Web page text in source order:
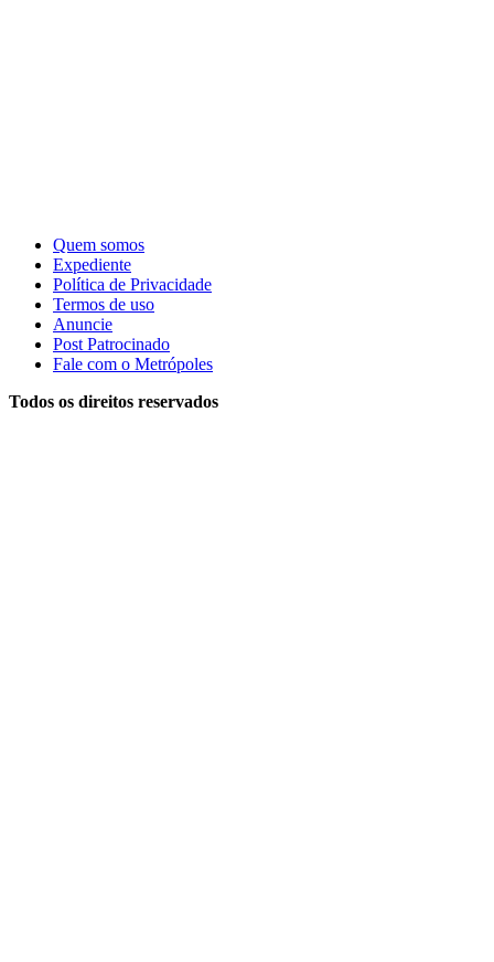
Quem somos
Expediente
Política de Privacidade
Termos de uso
Anuncie
Post Patrocinado
Fale com o Metrópoles
Todos os direitos reservados